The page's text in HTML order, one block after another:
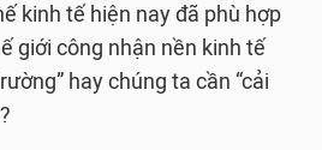
kinh tế hiện nay đã phù hợp
giới công nhận nền kinh tế
hay chúng ta cần “cải